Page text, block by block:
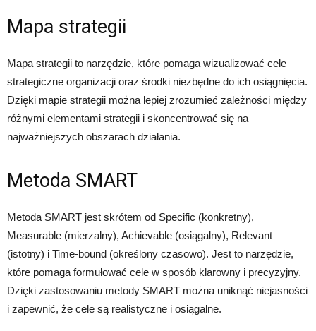
Mapa strategii
Mapa strategii to narzędzie, które pomaga wizualizować cele
strategiczne organizacji oraz środki niezbędne do ich osiągnięcia.
Dzięki mapie strategii można lepiej zrozumieć zależności między
różnymi elementami strategii i skoncentrować się na
najważniejszych obszarach działania.
Metoda SMART
Metoda SMART jest skrótem od Specific (konkretny),
Measurable (mierzalny), Achievable (osiągalny), Relevant
(istotny) i Time-bound (określony czasowo). Jest to narzędzie,
które pomaga formułować cele w sposób klarowny i precyzyjny.
Dzięki zastosowaniu metody SMART można uniknąć niejasności
i zapewnić, że cele są realistyczne i osiągalne.